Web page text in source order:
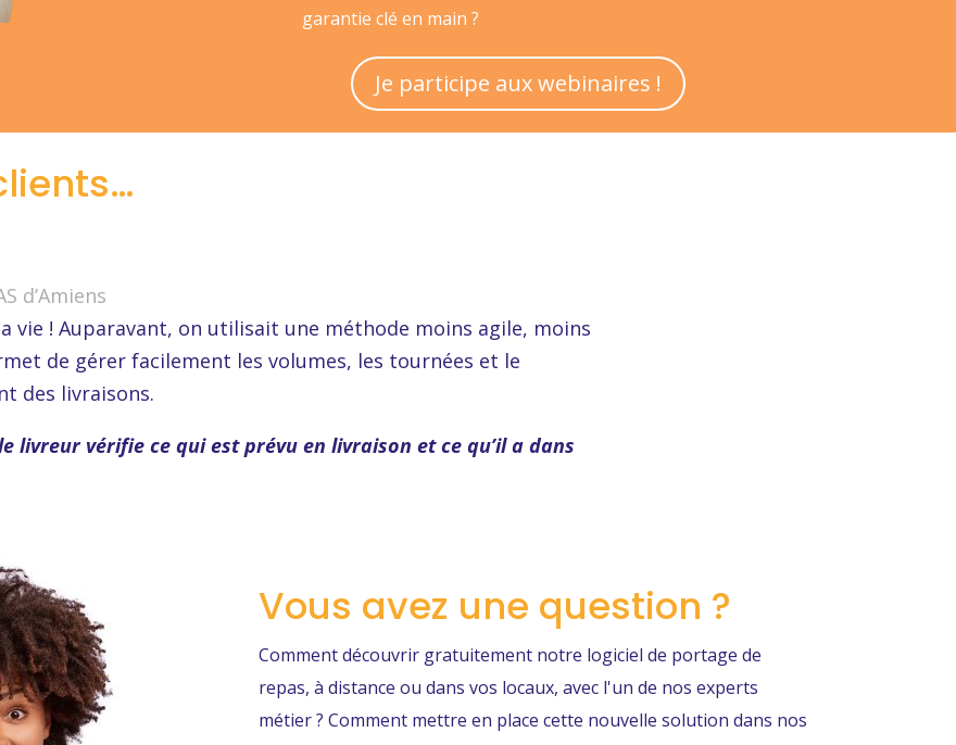
garantie clé en main ?
Je participe aux webinaires !
d’Amiens
vie ! Auparavant, on utilisait une méthode moins agile, moins
de gérer facilement les volumes, les tournées et le
des livraisons.
livreur vérifie ce qui est prévu en livraison et ce qu’il a dans
Vous avez une question ?
Comment découvrir gratuitement notre logiciel de portage de
repas, à distance ou dans vos locaux, avec l'un de nos experts
métier ? Comment mettre en place cette nouvelle solution dans nos